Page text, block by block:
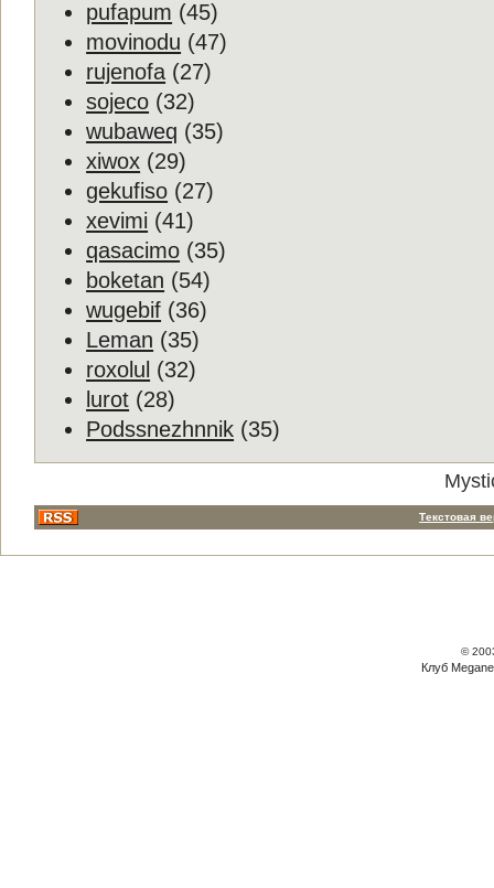
pufapum (45)
movinodu (47)
rujenofa (27)
sojeco (32)
wubaweq (35)
xiwox (29)
gekufiso (27)
xevimi (41)
qasacimo (35)
boketan (54)
wugebif (36)
Leman (35)
roxolul (32)
lurot (28)
Podssnezhnnik (35)
Текстовая
©
Клуб